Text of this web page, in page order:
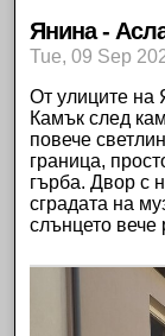
Янина -
Tue, 09 Sep
От улиците на
Камък след
повече
граница,
гърба. Двор с
сградата на
слънцето вече